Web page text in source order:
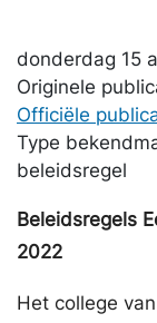
donderdag 15
Originele
Officiële
Type
beleidsregel
Beleidsregels
2022
Het college